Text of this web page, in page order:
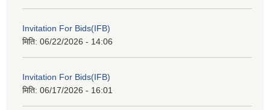
Invitation For Bids(IFB)
मिति: 06/22/2026 - 14:06
Invitation For Bids(IFB)
मिति: 06/17/2026 - 16:01